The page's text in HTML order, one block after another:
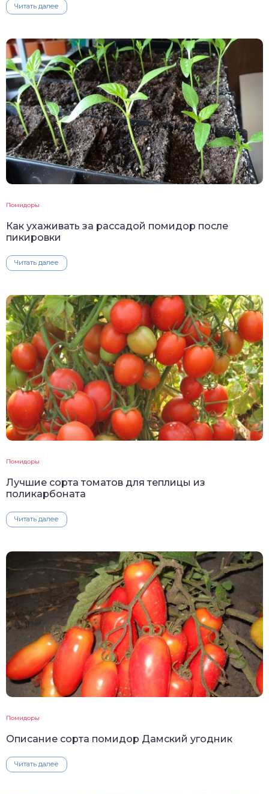
Читать далее
Помидоры
Как ухаживать за рассадой помидор после
пикировки
Читать далее
Помидоры
Лучшие сорта томатов для теплицы из
поликарбоната
Читать далее
Помидоры
Описание сорта помидор Дамский угодник
Читать далее